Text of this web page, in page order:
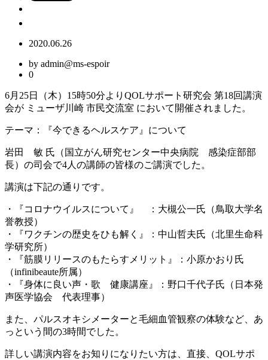
2020.06.26
by admin@ms-espoir
0
6月25日（木）15時50分よりQOLサポート研究会 第18回講演
会が ミューザ川崎 市民交流室 において開催されました。
テーマ：『今できるヘルスケア』について
岩田 敏 氏（国立がん研究センター中央病院 感染症部部
長）の司会で4人の講師の皆様のご講演でした。
講演は下記の通りです。
・『コロナウイルスについて』 ：大槻公一氏（鳥取大学名
誉教授）
・『ワクチンの歴史をひも解く』：中山哲夫氏（北里生命科
学研究所）
・『筋膜リリースのもたらすメリット』：小原かおり氏
（infinibeaute所属）
・『身体に良い声・歌 健康講座』：野口千代子氏（日本発
声医学協会 代表理事）
また、パルスオキシメーターと毛細血管観察の体験など、あ
っという間の3時間でした。
詳しい講演内容をお知りになりたい方は、直接、QOLサポ